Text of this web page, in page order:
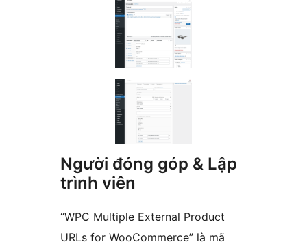
Người đóng góp & Lập
trình viên
“WPC Multiple External Product
URLs for WooCommerce” là mã